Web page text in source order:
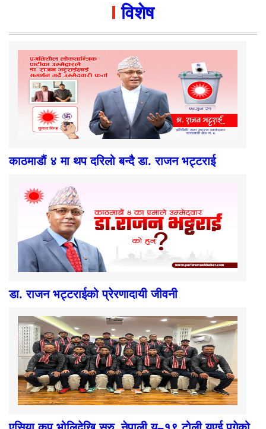
विशेष
काठमाडौं ४ मा थप दरिलो बन्दै डा. राजन भट्टराई
डा. राजन भट्टराईको प्रेरणादायी जीवनी